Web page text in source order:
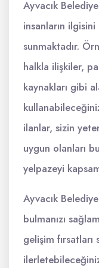
Ayvacık
insanların
sunmaktadır.
halkla ilişkiler,
kaynakları gibi
ilanlar, sizin
uygun olanları
yelpazeyi
Ayvacık
bulmanızı
gelişim